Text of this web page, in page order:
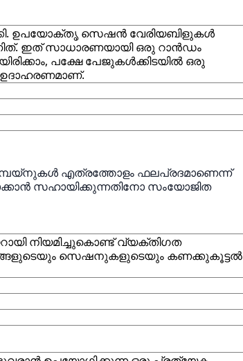
ഉപയോക്തൃ സെഷൻ വേരിയബിളുകൾ
ഇത് സാധാരണയായി ഒരു റാൻഡം
പക്ഷേ പേജുകൾക്കിടയിൽ ഒരു
എത്രത്തോളം ഫലപ്രദമാണെന്ന്
സഹായിക്കുന്നതിനോ സംയോജിത
നിയമിച്ചുകൊണ്ട് വ്യക്തിഗത
സെഷനുകളുടെയും കണക്കുകൂട്ടൽ